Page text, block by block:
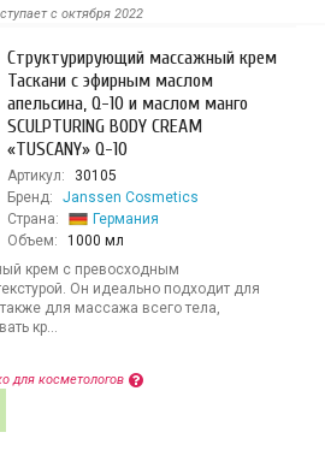
c октября 2022
Структурирующий массажный крем
Таскани с эфирным маслом
апельсина, Q-10 и маслом манго
SCULPTURING BODY CREAM
«TUSCANY» Q-10
Артикул:
30105
Бренд:
Janssen Cosmetics
Страна:
Германия
Объем:
1000 мл
крем с превосходным
Он идеально подходит для
для массажа всего тела,
кр...
для косметологов